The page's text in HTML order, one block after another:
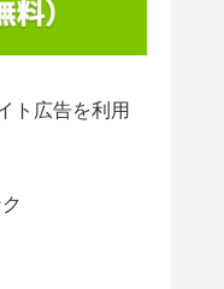
ト広告を利用